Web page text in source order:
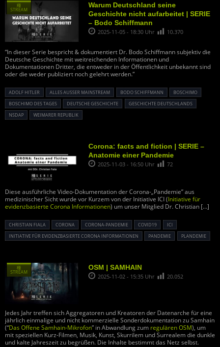
Warum Deutschland seine
Geschichte nicht aufarbeitet | SERIE
– Bodo Schiffmann
2025-11-05 - 18:30 Uhr 10.370
“In dieser Serie bespricht & dokumentiert Dr. Bodo Schiffmann subjektiv die
Deutsche Geschichte mit weitreichenden Informationen und
Dokumentationen Dritter, die entweder in der Öffentlichkeit unbekannt sind
oder die weder publiziert noch gelehrt werden.”
ADOLF HITLER ALLES AUSSER MAINSTREAM BODO SCHIFFMANN
BOSCHIMO
BOSCHIMO DES TAGES
DEUTSCHE GESCHICHTE
GESCHICHTE DEUTSCHLANDS
NSDAP
WEIMARER REPUBLIK
種
STREAM
Corona: facts and fiction | SERIE –
Anatomie einer Pandemie
2025-11-03 - 16:50 Uhr 72
Diese ausführliche Video-Dokumentation der Corona-„Pandemie” aus
medizinischer Sicht wurde vor Kurzem von der Initiative ICI (Initiative für
evidenzbasierte Corona Informationen) um unser Mitglied Dr. Christian […]
CHRISTIAN FIALA CORONA CORONA-PANDEMIE COVID19
ICI
INITIATIVE FÜR EVIDENZBASIERTE CORONA INFORMATIONEN
PANDEMIE PLANDEMIE
OSM | SAMHAIN
2025-11-02 - 15:35 Uhr 20.052
Jedes Jahr treffen sich Aggregatoren und Kreatoren der Datenarche für eine
jährlich einmalige und nicht kommerzielle Sonderdokumentation zu Samhain
(“Das Offene Samhain-Mikrofon” in Abwandlung zum regulären OSM), um
mit speziellen Kurz-Filmen, Musik, Kunst, Skurrilem und Surrealem die dunkle
und kalte Jahreszeit zu begrüßen. Die Inhalte bestimmt das Netz selbst.
種
STREAM